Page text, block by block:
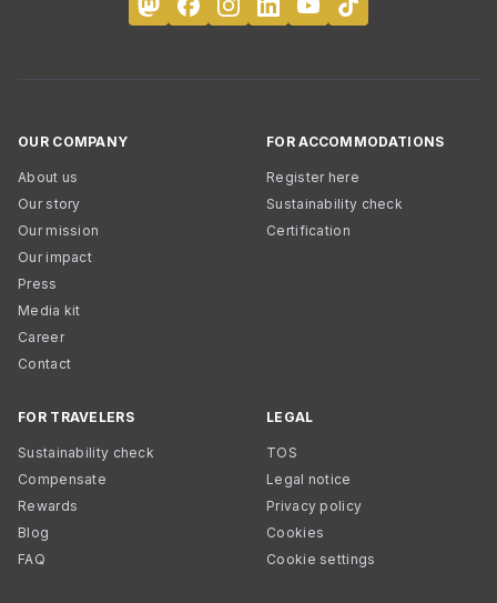
OUR COMPANY
About us
Our story
Our mission
Our impact
Press
Media kit
Career
Contact
FOR ACCOMMODATIONS
Register here
Sustainability check
Certification
FOR TRAVELERS
Sustainability check
Compensate
Rewards
Blog
FAQ
LEGAL
TOS
Legal notice
Privacy policy
Cookies
Cookie settings